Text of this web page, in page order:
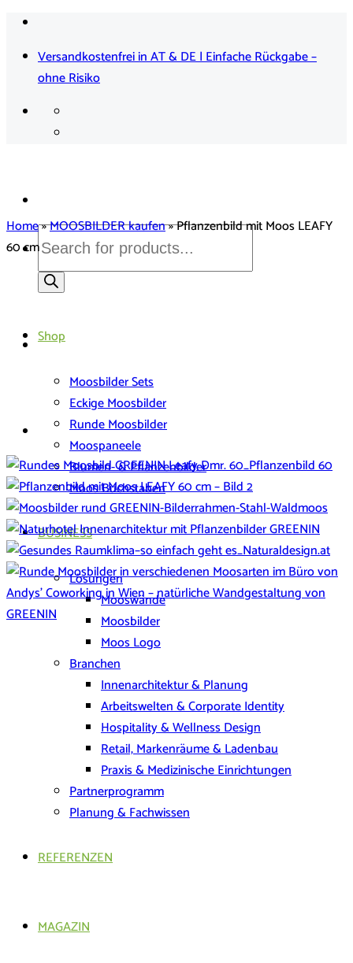
Zum
springenVersandkostenfrei in AT & DE | Einfache Rückgabe –
ohne Risiko
Products
search
Shop
Moosbilder Sets
Eckige Moosbilder
Runde Moosbilder
Moospaneele
Blumen- & Pflanzenbilder
Moos Buchstaben
BUSINESS
Lösungen
Mooswände
Moosbilder
Moos Logo
Branchen
Innenarchitektur & Planung
Arbeitswelten & Corporate Identity
Hospitality & Wellness Design
Retail, Markenräume & Ladenbau
Praxis & Medizinische Einrichtungen
Partnerprogramm
Planung & Fachwissen
REFERENZEN
MAGAZIN
Home»MOOSBILDER kaufen»Pflanzenbild mit Moos LEAFY
60 cm